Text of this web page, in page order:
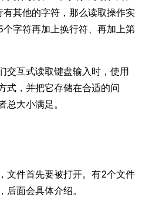
其他的字符，那么读取操作实
字符再加上换行符、再加上第
交互式读取键盘输入时，使用
式，并把它存储在合适的问
总大小满足。
文件首先要被打开。有2个文件
后面会具体介绍。